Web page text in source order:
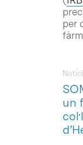
per
un